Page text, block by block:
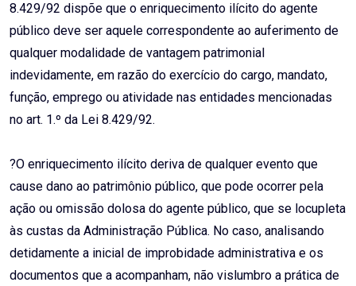
8.429/92 dispõe que o enriquecimento ilícito do agente
público deve ser aquele correspondente ao auferimento de
qualquer modalidade de vantagem patrimonial
indevidamente, em razão do exercício do cargo, mandato,
função, emprego ou atividade nas entidades mencionadas
no art. 1.º da Lei 8.429/92.
?O enriquecimento ilícito deriva de qualquer evento que
cause dano ao patrimônio público, que pode ocorrer pela
ação ou omissão dolosa do agente público, que se locupleta
às custas da Administração Pública. No caso, analisando
detidamente a inicial de improbidade administrativa e os
documentos que a acompanham, não vislumbro a prática de